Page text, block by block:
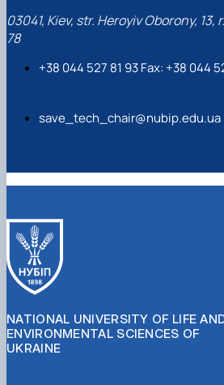
03041, Kiev, str. Heroyiv Oborony, 13, r.
78
+38 044 527 81 93 Fax: +38 044
save_tech_chair@nubip.edu.ua
NATIONAL UNIVERSITY OF LIFE
ENVIRONMENTAL SCIENCES OF
UKRAINE